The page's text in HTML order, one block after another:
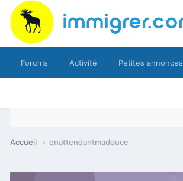
Forums Activité Petites annonces
Accueil enattendantmadouce